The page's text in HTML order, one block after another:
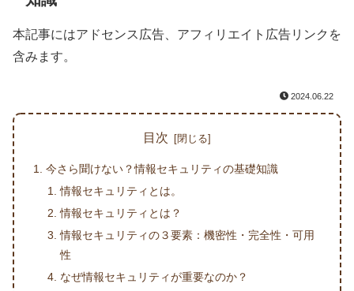
本記事にはアドセンス広告、アフィリエイト広告リンクを
含みます。
2024.06.22
目次
今さら聞けない？情報セキュリティの基礎知識
情報セキュリティとは。
情報セキュリティとは？
情報セキュリティの３要素：機密性・完全性・可用
性
なぜ情報セキュリティが重要なのか？